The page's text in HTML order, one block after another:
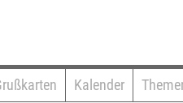
Kalender